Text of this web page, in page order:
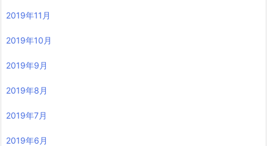
2019年11月
2019年10月
2019年9月
2019年8月
2019年7月
2019年6月